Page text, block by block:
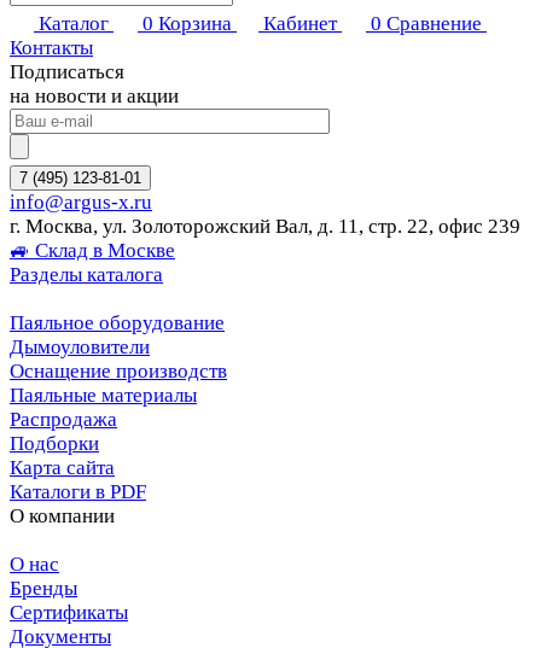
Каталог 0 Корзина Кабинет 0 Сравнение
Контакты
Подписаться
на новости и акции
7 (495) 123-81-01
info@argus-x.ru
г. Москва, ул. Золоторожский Вал, д. 11, стр. 22, офис 239
🚙 Склад в Москве
Разделы каталога
Паяльное оборудование
Дымоуловители
Оснащение производств
Паяльные материалы
Распродажа
Подборки
Карта сайта
Каталоги в PDF
О компании
О нас
Бренды
Сертификаты
Документы